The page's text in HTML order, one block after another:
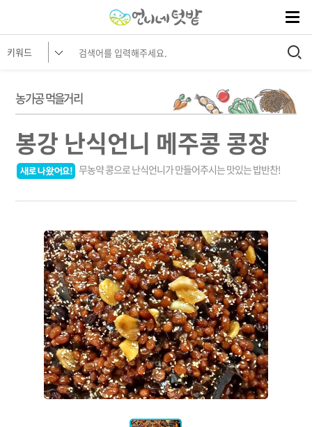
농가공 먹을거리
봉강 난식언니 메주콩 콩장
무농약 콩으로 난식언니가 만들어주시는 맛있는 밥반찬!